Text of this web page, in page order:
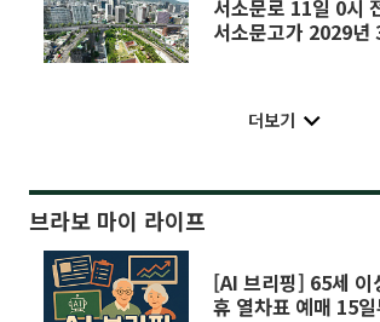
서소문로 11일 0시
서소문고가 2029년
더보기
브라보 마이 라이프
[AI 브리핑] 65세 이
휴 열차표 예매 15